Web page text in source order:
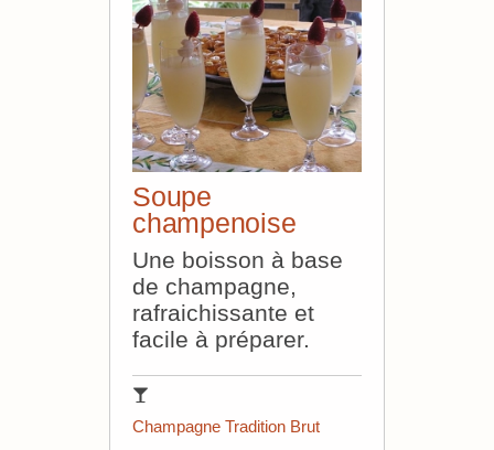
Soupe
champenoise
Une boisson à base
de champagne,
rafraichissante et
facile à préparer.
Champagne Tradition Brut